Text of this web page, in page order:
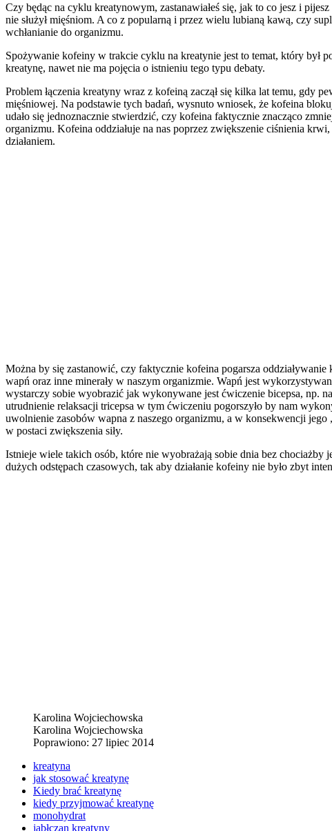
Czy będąc na cyklu kreatynowym, zastanawiałeś się, jak to co jesz i
nie służył mięśniom. A co z popularną i przez wielu lubianą kawą, czy
wchłanianie do organizmu.
Spożywanie kofeiny w trakcie cyklu na kreatynie jest to temat, który był
kreatynę, nawet nie ma pojęcia o istnieniu tego typu debaty.
Problem łączenia kreatyny wraz z kofeiną zaczął się kilka lat temu, gdy
mięśniowej. Na podstawie tych badań, wysnuto wniosek, że kofeina
udało się jednoznacznie stwierdzić, czy kofeina faktycznie znacząco
organizmu. Kofeina oddziałuje na nas poprzez zwiększenie ciśnienia
działaniem.
Można by się zastanowić, czy faktycznie kofeina pogarsza
wapń oraz inne minerały w naszym organizmie. Wapń jest
wystarczy sobie wyobrazić jak wykonywane jest ćwiczenie bicepsa, np.
utrudnienie relaksacji tricepsa w tym ćwiczeniu pogorszyło by nam
uwolnienie zasobów wapna z naszego organizmu, a w konsekwencji
w postaci zwiększenia siły.
Istnieje wiele takich osób, które nie wyobrażają sobie dnia bez
dużych odstępach czasowych, tak aby działanie kofeiny nie było zbyt
Karolina Wojciechowska
Karolina Wojciechowska
Poprawiono: 27 lipiec 2014
kreatyna
jak stosować kreatynę
Kiedy brać kreatynę
kiedy przyjmować kreatynę
monohydrat
jabłczan kreatyny